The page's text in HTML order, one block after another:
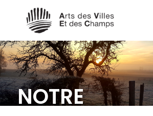
NOTRE